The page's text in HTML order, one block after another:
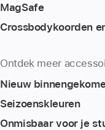
MagSafe
Crossbodykoorden
Ontdek meer
Nieuw
Seizoenskleuren
Onmisbaar voor je